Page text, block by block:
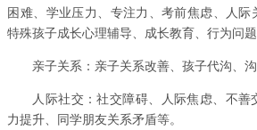
困难、学业压力、 专注力、考前焦虑 人际
特殊孩子成长心理辅导、成长教育、行为问题
亲子关系：亲子关系改善、孩子代沟、沟
人际社交：社交障碍、人际焦虑、不善
力提升、同学朋友关系矛盾等。